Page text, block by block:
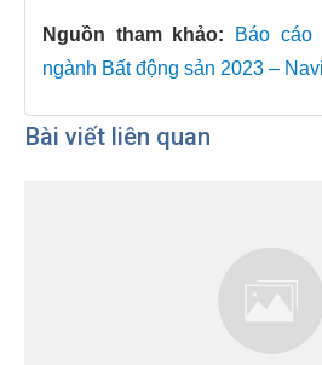
Nguồn tham khảo:
Báo
ngành Bất động sản 2023 –
Bài viết liên quan